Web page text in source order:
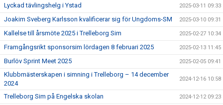
Lyckad tävlingshelg i Ystad 2025-03-11 09:33
Joakim Sveberg Karlsson kvalificerar sig för Ungdoms-SM 2025-03-10 09:31
Kallelse till årsmöte 2025 i Trelleborg Sim 2025-02-27 10:34
Framgångsrikt sponsorsim lördagen 8 februari 2025 2025-02-13 11:45
Burlöv Sprint Meet 2025 2025-02-05 09:41
Klubbmästerskapen i simning i Trelleborg – 14 december
2024
2024-12-16 10:58
Trelleborg Sim på Engelska skolan 2024-12-12 09:23